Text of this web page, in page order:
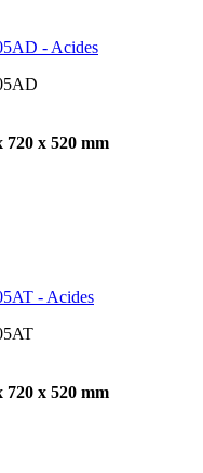
- Acides
720 x 520 mm
- Acides
720 x 520 mm